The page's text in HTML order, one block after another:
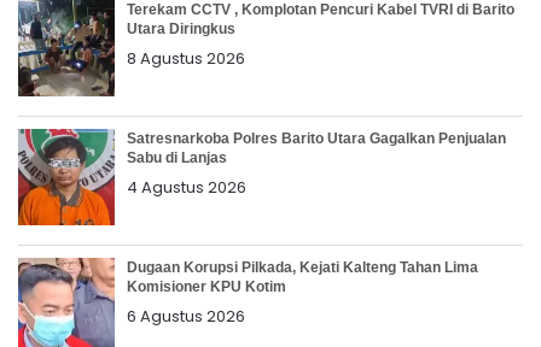
Terekam CCTV , Komplotan Pencuri Kabel TVRI di Barito
Utara Diringkus
8 Agustus 2026
Satresnarkoba Polres Barito Utara Gagalkan Penjualan
Sabu di Lanjas
4 Agustus 2026
Dugaan Korupsi Pilkada, Kejati Kalteng Tahan Lima
Komisioner KPU Kotim
6 Agustus 2026